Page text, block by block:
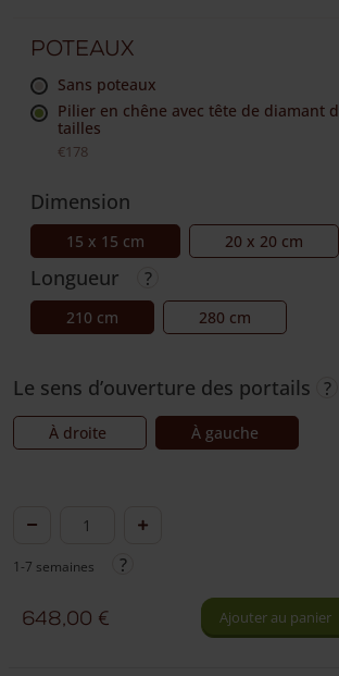
Poteaux
sans poteaux
Pilier en chêne avec tête de diamant
tailles
€178
Dimension
15 x 15 cm 20 x 20 cm
Longueur
210 cm 280 cm
Le sens d’ouverture des portails
À droite À gauche
quantité
Portail
fermier
1-7 semaines
648,00 € Ajouter au panier